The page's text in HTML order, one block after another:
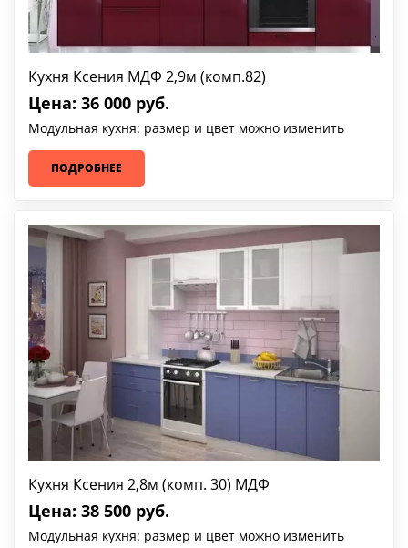
Кухня Ксения МДФ 2,9м (комп.82)
Цена: 36 000 руб.
Модульная кухня: размер и цвет можно изменить
ПОДРОБНЕЕ
Кухня Ксения 2,8м (комп. 30) МДФ
Цена: 38 500 руб.
Модульная кухня: размер и цвет можно изменить